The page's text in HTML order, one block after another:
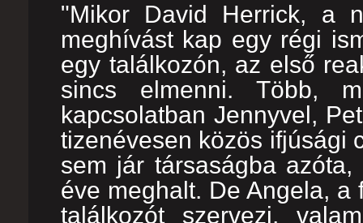
"Mikor David Herrick, a
meghívást kap egy régi
egy találkozón, az első
sincs elmenni. Több,
kapcsolatban Jennyvel,
tizenévesen közös ifjúsági
sem jár társaságba
éve meghalt. De Angela,
találkozót szervezi,